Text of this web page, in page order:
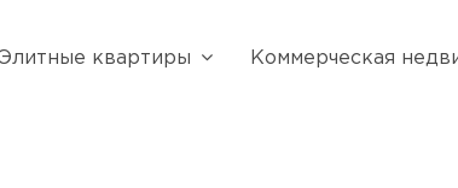
Элитные квартиры Коммерческая